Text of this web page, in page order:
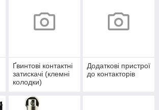
Ґвинтові контактні
затискачі (клемні
колодки)
Додаткові пристрої
до контакторів